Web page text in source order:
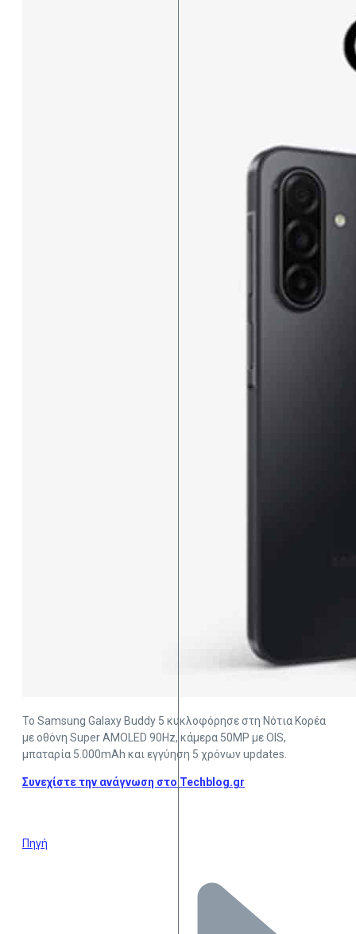
Το Samsung Galaxy Buddy 5 κυκλοφόρησε στη Νότια Κορέα
με οθόνη Super AMOLED 90Hz, κάμερα 50MP με OIS,
μπαταρία 5.000mAh και εγγύηση 5 χρόνων updates.
Συνεχίστε την ανάγνωση στο Techblog.gr
Πηγή